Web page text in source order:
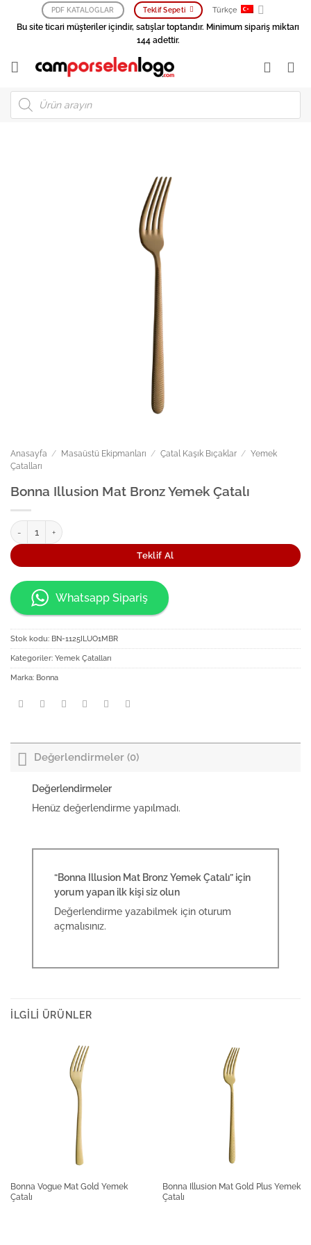
PDF KATALOGLAR Teklif Sepeti Türkçe
Bu site ticari müşteriler içindir, satışlar toptandır. Minimum sipariş miktarı
144 adettir.
Products
search
Anasayfa / Masaüstü Ekipmanları / Çatal Kaşık Bıçaklar / Yemek
Çatalları
Bonna Illusion Mat Bronz Yemek Çatalı
Bonna Illusion Mat Bronz Yemek Çatalı adet
Teklif Al
Whatsapp Sipariş
Stok kodu: BN-1125ILUO1MBR
Kategoriler: Yemek Çatalları
Marka: Bonna
Değerlendirmeler (0)
Değerlendirmeler
Henüz değerlendirme yapılmadı.
“Bonna Illusion Mat Bronz Yemek Çatalı” için
yorum yapan ilk kişi siz olun
Değerlendirme yazabilmek içinoturum
açmalısınız.
İLGILI ÜRÜNLER
Bonna Vogue Mat Gold Yemek
Çatalı
Bonna Illusion Mat Gold Plus Yemek
Çatalı